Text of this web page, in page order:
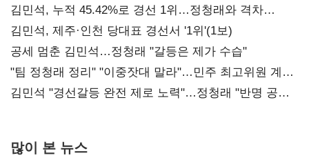
김민석, 누적 45.42%로 경선 1위…정청래와 격차
0.86%p(2보)
김민석, 제주·인천 당대표 경선서 '1위'(1보)
공세 멈춘 김민석…정청래 "갈등은 제가 수습"
"팀 정청래 정리" "이중잣대 말라"…민주 최고위원 계파
다툼 격화
김민석 "경선갈등 완전 제로 노력"…정청래 "반명 공세
많이 본 뉴스